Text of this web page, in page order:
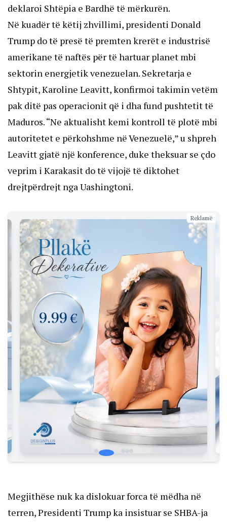
deklaroi Shtëpia e Bardhë të mërkurën.
Në kuadër të këtij zhvillimi, presidenti Donald
Trump do të presë të premten krerët e industrisë
amerikane të naftës për të hartuar planet mbi
sektorin energjetik venezuelan. Sekretarja e
Shtypit, Karoline Leavitt, konfirmoi takimin vetëm
pak ditë pas operacionit që i dha fund pushtetit të
Maduros. “Ne aktualisht kemi kontroll të plotë mbi
autoritetet e përkohshme në Venezuelë,” u shpreh
Leavitt gjatë një konference, duke theksuar se çdo
veprim i Karakasit do të vijojë të diktohet
drejtpërdrejt nga Uashingtoni.
Reklamë
Megjithëse nuk ka dislokuar forca të mëdha në
terren, Presidenti Trump ka insistuar se SHBA-ja